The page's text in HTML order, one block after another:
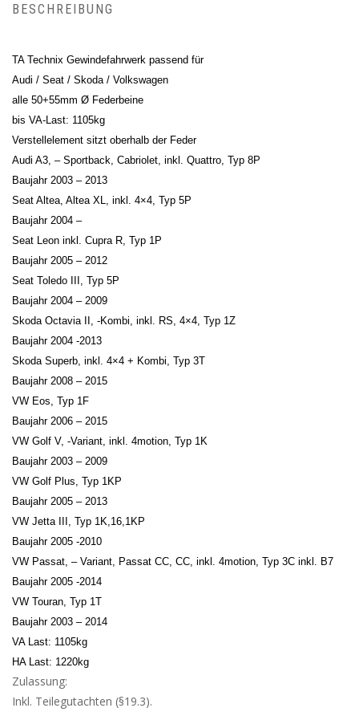
BESCHREIBUNG
TA Technix Gewindefahrwerk passend für
Audi / Seat / Skoda / Volkswagen
alle 50+55mm Ø Federbeine
bis VA-Last: 1105kg
Verstellelement sitzt oberhalb der Feder
Audi A3, – Sportback, Cabriolet, inkl. Quattro, Typ 8P
Baujahr 2003 – 2013
Seat Altea, Altea XL, inkl. 4×4, Typ 5P
Baujahr 2004 –
Seat Leon inkl. Cupra R, Typ 1P
Baujahr 2005 – 2012
Seat Toledo III, Typ 5P
Baujahr 2004 – 2009
Skoda Octavia II, -Kombi, inkl. RS, 4×4, Typ 1Z
Baujahr 2004 -2013
Skoda Superb, inkl. 4×4 + Kombi, Typ 3T
Baujahr 2008 – 2015
VW Eos, Typ 1F
Baujahr 2006 – 2015
VW Golf V, -Variant, inkl. 4motion, Typ 1K
Baujahr 2003 – 2009
VW Golf Plus, Typ 1KP
Baujahr 2005 – 2013
VW Jetta III, Typ 1K,16,1KP
Baujahr 2005 -2010
VW Passat, – Variant, Passat CC, CC, inkl. 4motion, Typ 3C inkl. B7
Baujahr 2005 -2014
VW Touran, Typ 1T
Baujahr 2003 – 2014
VA Last: 1105kg
HA Last: 1220kg
Zulassung:
Inkl. Teilegutachten (§19.3).